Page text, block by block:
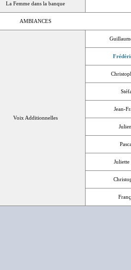
La Femme dans la banque
AMBIANCES
Voix Additionnelles
Jean-
Juliette